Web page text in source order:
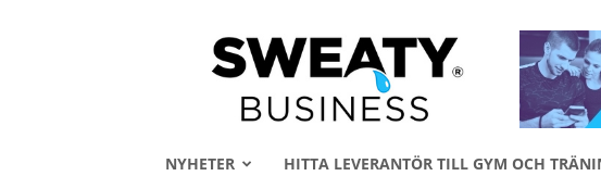
Sweaty
Business
NYHETER HITTA LEVERANTÖR TILL GYM OCH